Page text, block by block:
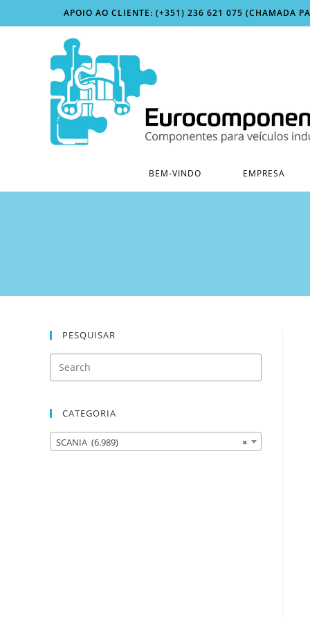
to
APOIO AO CLIENTE: (+351) 236 621 075 (CHAMADA
BEM-VINDO EMPRESA
PESQUISAR
CATEGORIA
×
SCANIA (6.989)